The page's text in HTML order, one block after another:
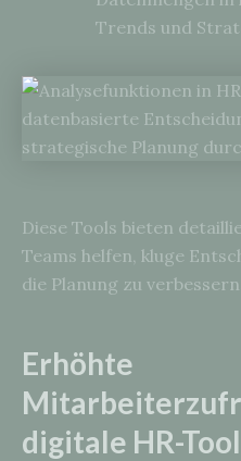
Trends und
Diese Tools bieten
Teams helfen, kluge
die Planung zu verbessern.
Erhöhte
digitale HR-